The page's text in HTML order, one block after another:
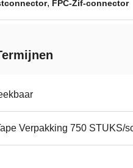
, FPC-Zif-connector
Verpakking 750 STUKS/